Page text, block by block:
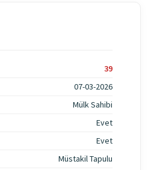
39
07-03-2026
Mülk Sahibi
Evet
Evet
Müstakil Tapulu